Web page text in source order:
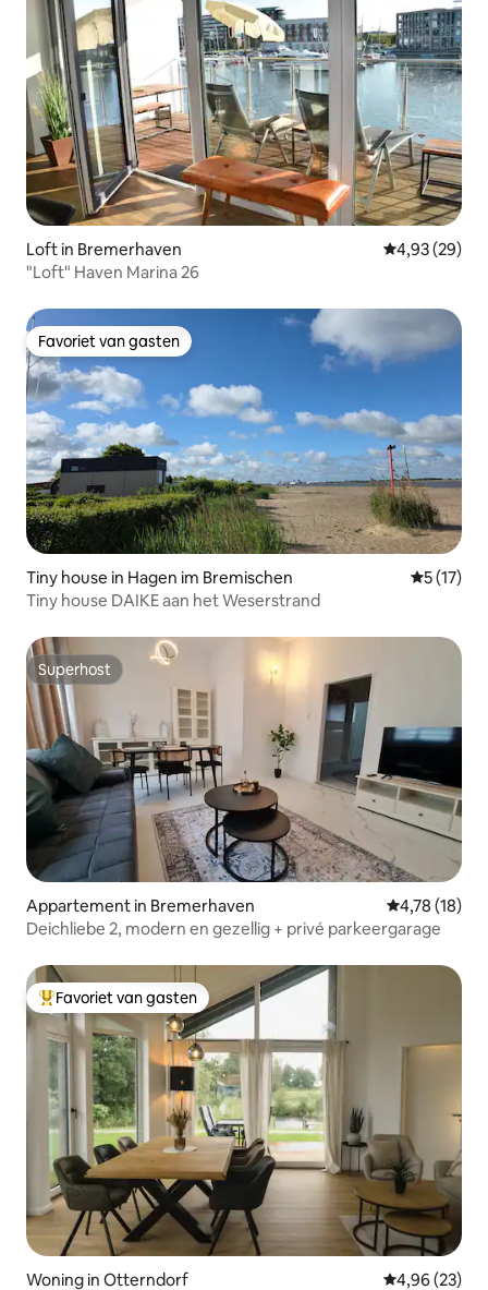
Loft in Bremerhaven Gemiddelde
4,93 (29)
"Loft" Haven Marina 26
Favoriet van gasten
Favoriet van gasten
Tiny house in Hagen im Bremischen
5 (17)
Tiny house DAIKE aan het Weserstrand
Superhost
Superhost
Appartement in Bremerhaven Gemiddelde
4,78 (18)
Deichliebe 2, modern en gezellig + privé parkeergarage
Topfavoriet van gasten
Favoriet van gasten
Woning in Otterndorf Gemiddelde
4,96 (23)